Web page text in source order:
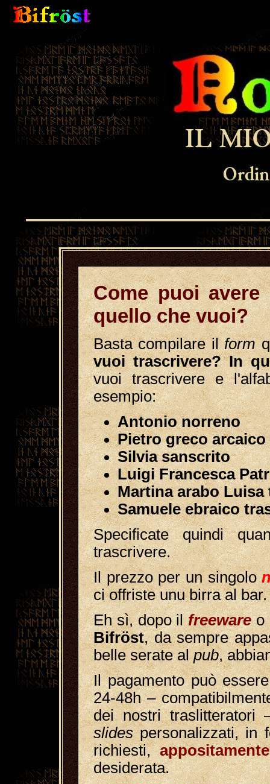
IL
Come puoi
quello che vuoi?
Basta compilare ilform
vuoi trascrivere? In
vuoi trascrivere e
esempio:
Antonio norreno
Pietro greco arcaico
Silvia sanscrito
Luigi Francesca
Martina arabo Luisa
Samuele ebraico
Specificate quindi
trascrivere.
Il prezzo per un singolo
ci offriste unu birra al bar.
Eh sì, dopo ilfreewareo
Bifröst, da sempre
belle serate alpub,
Il pagamento può
24-48h –
dei nostri traslitteratori
slidespersonalizzati, in
richiesti,
desiderata.